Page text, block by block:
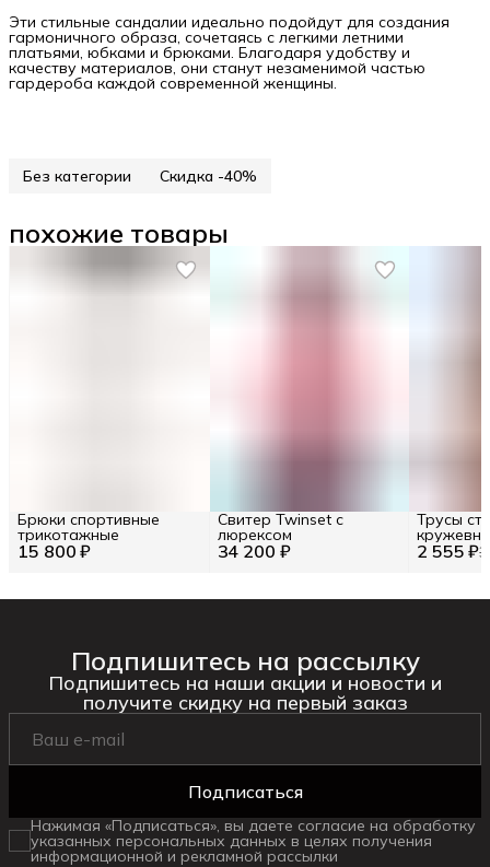
Эти стильные сандалии идеально подойдут для создания
гармоничного образа, сочетаясь с легкими летними
платьями, юбками и брюками. Благодаря удобству и
качеству материалов, они станут незаменимой частью
гардероба каждой современной женщины.
Без категории Скидка -40%
похожие товары
15 800 ₽
Брюки спортивные
трикотажные
34 200 ₽
Свитер Twinset с
люрексом
2 555 ₽
Трусы
Подпишитесь на рассылку
Подпишитесь на наши акции и новости и
получите скидку на первый заказ
Подписаться
Нажимая «Подписаться», вы даете согласие на обработку
указанных персональных данных в целях получения
информационной и рекламной рассылки